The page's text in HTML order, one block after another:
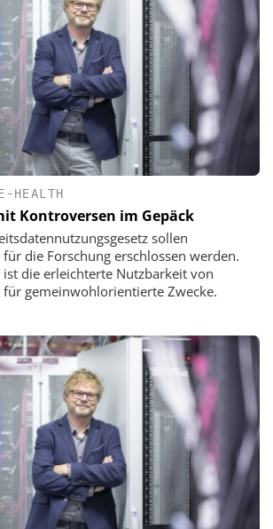
HEALTH
Kontroversen im Gepäck
sollen
die Forschung erschlossen werden.
ist die erleichterte Nutzbarkeit von
für gemeinwohlorientierte Zwecke.